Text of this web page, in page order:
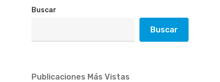
Buscar
Buscar
Publicaciones Más Vistas